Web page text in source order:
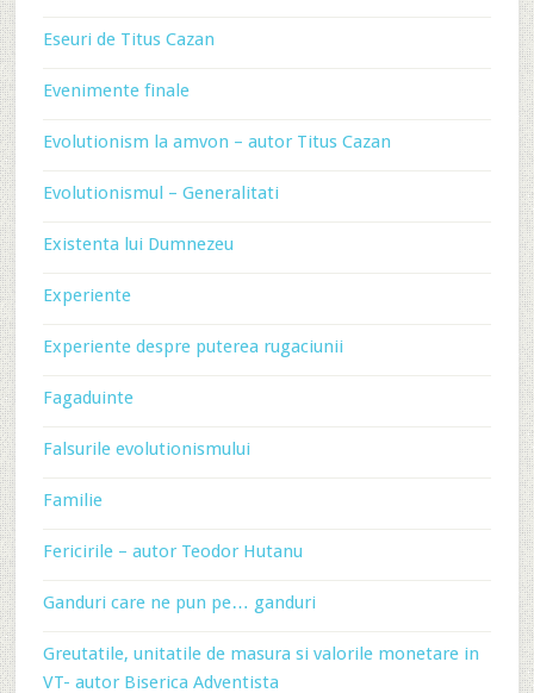
Eseuri de Titus Cazan
Evenimente finale
Evolutionism la amvon – autor Titus Cazan
Evolutionismul – Generalitati
Existenta lui Dumnezeu
Experiente
Experiente despre puterea rugaciunii
Fagaduinte
Falsurile evolutionismului
Familie
Fericirile – autor Teodor Hutanu
Ganduri care ne pun pe… ganduri
Greutatile, unitatile de masura si valorile monetare in
VT- autor Biserica Adventista